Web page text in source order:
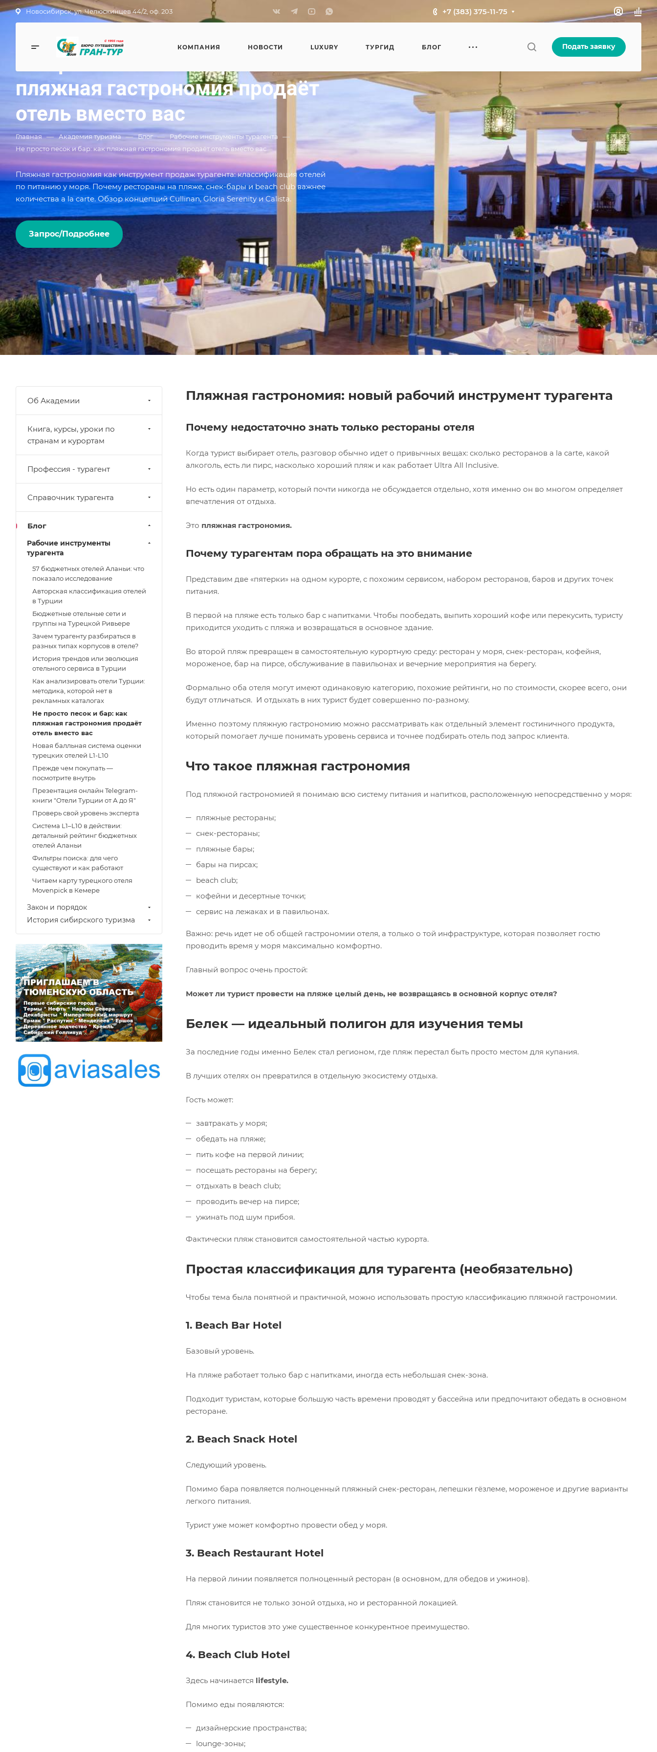
Новосибирск, ул. Челюскинцев 44/2, оф. 203 +7 (383) 375-11-75
КОМПАНИЯ НОВОСТИ LUXURY ТУРГИД БЛОГ Подать заявку
Не просто песок и бар: как
пляжная гастрономия продаёт
отель вместо вас
Главная — Академия туризма — Блог — Рабочие инструменты турагента —
Не просто песок и бар: как пляжная гастрономия продаёт отель вместо вас
Пляжная гастрономия как инструмент продаж турагента: классификация отелей
по питанию у моря. Почему рестораны на пляже, снек-бары и beach club важнее
количества a la carte. Обзор концепций Cullinan, Gloria Serenity и Calista.
Запрос/Подробнее
Пляжная гастрономия: новый рабочий инструмент турагента
Почему недостаточно знать только рестораны отеля
Когда турист выбирает отель, разговор обычно идет о привычных вещах: сколько ресторанов a la carte, какой
алкоголь, есть ли пирс, насколько хороший пляж и как работает Ultra All Inclusive.
Но есть один параметр, который почти никогда не обсуждается отдельно, хотя именно он во многом определяет
впечатления от отдыха.
Это пляжная гастрономия.
Почему турагентам пора обращать на это внимание
Представим две «пятерки» на одном курорте, с похожим сервисом, набором ресторанов, баров и других точек
питания.
В первой на пляже есть только бар с напитками. Чтобы пообедать, выпить хороший кофе или перекусить, туристу
приходится уходить с пляжа и возвращаться в основное здание.
Во второй пляж превращен в самостоятельную курортную среду: ресторан у моря, снек-ресторан, кофейня,
мороженое, бар на пирсе, обслуживание в павильонах и вечерние мероприятия на берегу.
Формально оба отеля могут имеют одинаковую категорию, похожие рейтинги, но по стоимости, скорее всего, они
будут отличаться. И отдыхать в них турист будет совершенно по-разному.
Именно поэтому пляжную гастрономию можно рассматривать как отдельный элемент гостиничного продукта,
который помогает лучше понимать уровень сервиса и точнее подбирать отель под запрос клиента.
Что такое пляжная гастрономия
Под пляжной гастрономией я понимаю всю систему питания и напитков, расположенную непосредственно у моря:
пляжные рестораны;
снек-рестораны;
пляжные бары;
бары на пирсах;
beach club;
кофейни и десертные точки;
сервис на лежаках и в павильонах.
Важно: речь идет не об общей гастрономии отеля, а только о той инфраструктуре, которая позволяет гостю
проводить время у моря максимально комфортно.
Главный вопрос очень простой:
Может ли турист провести на пляже целый день, не возвращаясь в основной корпус отеля?
Белек — идеальный полигон для изучения темы
За последние годы именно Белек стал регионом, где пляж перестал быть просто местом для купания.
В лучших отелях он превратился в отдельную экосистему отдыха.
Гость может:
завтракать у моря;
обедать на пляже;
пить кофе на первой линии;
посещать рестораны на берегу;
отдыхать в beach club;
проводить вечер на пирсе;
ужинать под шум прибоя.
Фактически пляж становится самостоятельной частью курорта.
Простая классификация для турагента (необязательно)
Чтобы тема была понятной и практичной, можно использовать простую классификацию пляжной гастрономии.
1. Beach Bar Hotel
Базовый уровень.
На пляже работает только бар с напитками, иногда есть небольшая снек-зона.
Подходит туристам, которые большую часть времени проводят у бассейна или предпочитают обедать в основном
ресторане.
2. Beach Snack Hotel
Следующий уровень.
Помимо бара появляется полноценный пляжный снек-ресторан, лепешки гёзлеме, мороженое и другие варианты
легкого питания.
Турист уже может комфортно провести обед у моря.
3. Beach Restaurant Hotel
На первой линии появляется полноценный ресторан (в основном, для обедов и ужинов).
Пляж становится не только зоной отдыха, но и ресторанной локацией.
Для многих туристов это уже существенное конкурентное преимущество.
4. Beach Club Hotel
Здесь начинается lifestyle.
Помимо еды появляются:
дизайнерские пространства;
lounge-зоны;
Об Академии
Книга, курсы, уроки по
странам и курортам
Профессия - турагент
Справочник турагента
Блог
Рабочие инструменты
турагента
57 бюджетных отелей Аланьи: что
показало исследование
Авторская классификация отелей
в Турции
Бюджетные отельные сети и
группы на Турецкой Ривьере
Зачем турагенту разбираться в
разных типах корпусов в отеле?
История трендов или эволюция
отельного сервиса в Турции
Как анализировать отели Турции:
методика, которой нет в
рекламных каталогах
Не просто песок и бар: как
пляжная гастрономия продаёт
отель вместо вас
Новая балльная система оценки
турецких отелей L1-L10
Прежде чем покупать —
посмотрите внутрь
Презентация онлайн Telegram-
книги "Отели Турции от А до Я"
Проверь свой уровень эксперта
Система L1–L10 в действии:
детальный рейтинг бюджетных
отелей Аланьи
Фильтры поиска: для чего
существуют и как работают
Читаем карту турецкого отеля
Movenpick в Кемере
Закон и порядок
История сибирского туризма